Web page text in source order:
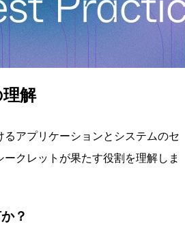
解
るアプリケーションとシステムのセ
クレットが果たす役割を理解しま
？